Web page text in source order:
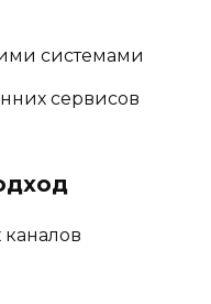
системами
сервисов